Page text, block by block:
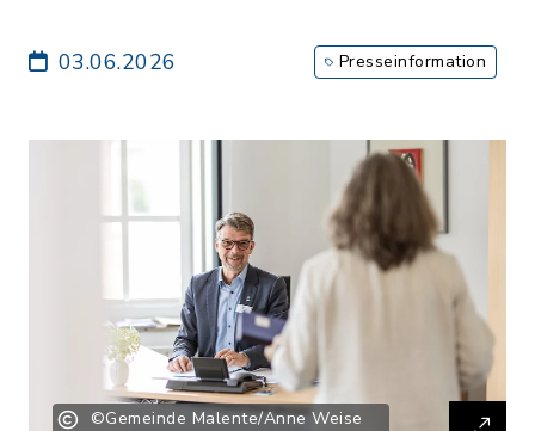
03.06.2026 Presseinformation
©Gemeinde Malente/Anne Weise